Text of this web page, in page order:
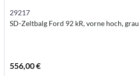
29217
SD-Zeltbalg Ford 92 kR, vorne hoch, grau
556,00 €